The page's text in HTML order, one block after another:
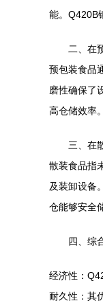
能。Q420B
二、在
预包装食品
磨性确保了
高仓储效率。
三、在
散装食品指
及装卸设备
仓能够安全
四、综
经济性：
耐久性：其